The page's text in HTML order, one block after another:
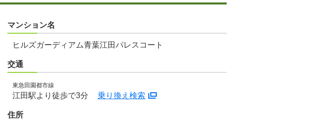
マンション名
ヒルズガーディアム青葉江田パレスコート
交通
東急田園都市線
江田駅より徒歩で3分 乗り換え検索
住所